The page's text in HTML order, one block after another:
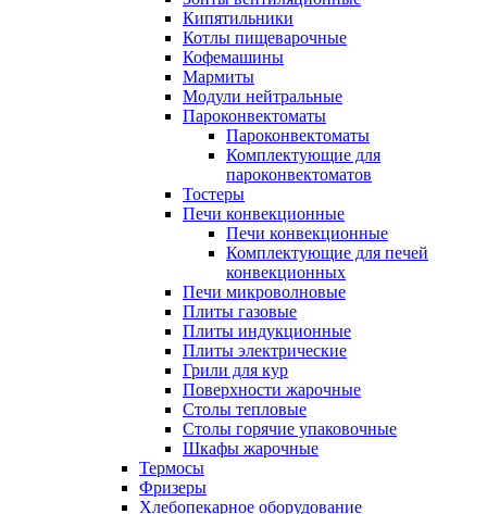
Кипятильники
Котлы пищеварочные
Кофемашины
Мармиты
Модули нейтральные
Пароконвектоматы
Пароконвектоматы
Комплектующие для
пароконвектоматов
Тостеры
Печи конвекционные
Печи конвекционные
Комплектующие для печей
конвекционных
Печи микроволновые
Плиты газовые
Плиты индукционные
Плиты электрические
Грили для кур
Поверхности жарочные
Столы тепловые
Столы горячие упаковочные
Шкафы жарочные
Термосы
Фризеры
Хлебопекарное оборудование